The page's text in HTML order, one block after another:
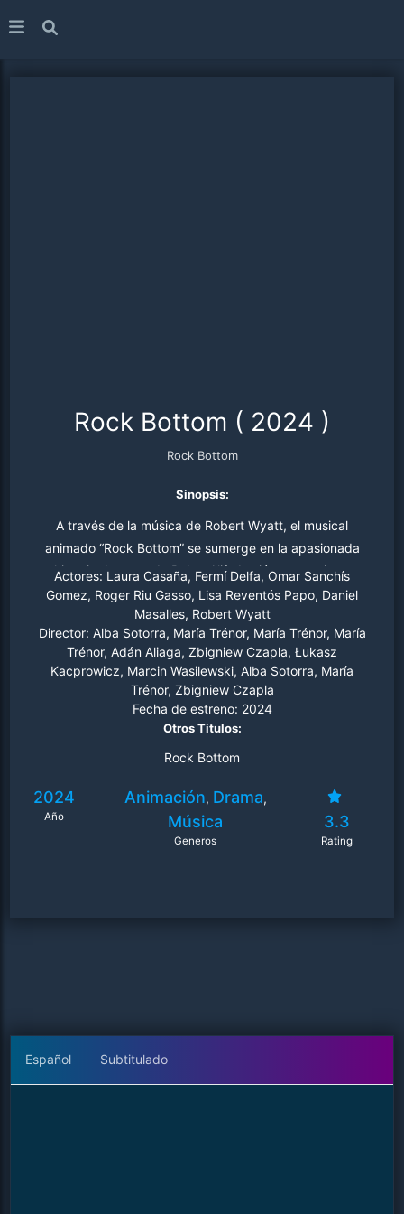
Rock Bottom ( 2024 )
Rock Bottom
Sinopsis:
A través de la música de Robert Wyatt, el musical
animado “Rock Bottom” se sumerge en la apasionada
historia de amor de Bob y Alif, dos jóvenes artistas
inmersos en el torbellino creativo de la cultura hippie de
principios de los 70.
Actores: Laura Casaña, Fermí Delfa, Omar Sanchís
Gomez, Roger Riu Gasso, Lisa Reventós Papo, Daniel
Masalles, Robert Wyatt
Director: Alba Sotorra, María Trénor, María Trénor, María
Trénor, Adán Aliaga, Zbigniew Czapla, Łukasz
Kacprowicz, Marcin Wasilewski, Alba Sotorra, María
Trénor, Zbigniew Czapla
Fecha de estreno: 2024
Otros Titulos:
Rock Bottom
2024
Año
Animación, Drama,
Música
Generos
3.3
Rating
Español Subtitulado